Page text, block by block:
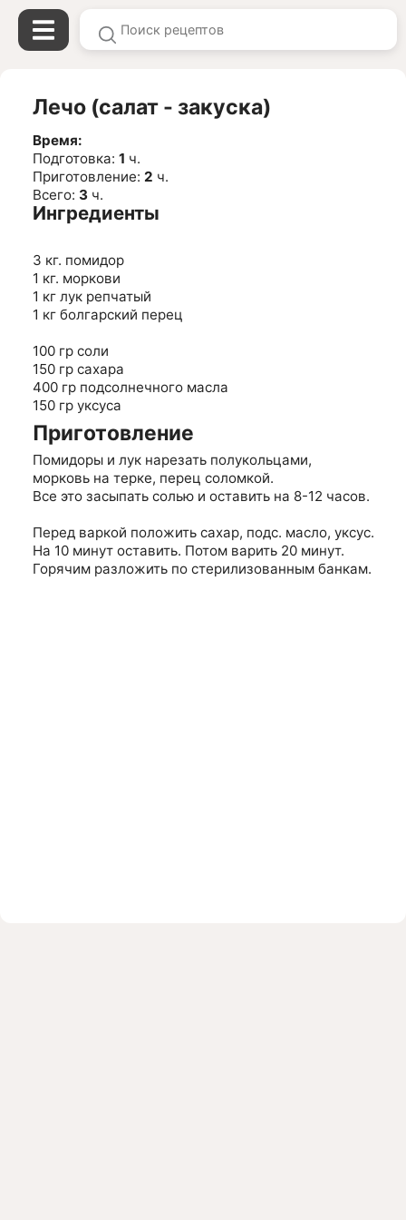
Лечо (салат - закуска)
Время:
Подготовка: 1 ч.
Приготовление: 2 ч.
Всего: 3ч.
Ингредиенты
3 кг. помидор
1 кг. моркови
1 кг лук репчатый
1 кг болгарский перец
100 гр соли
150 гр сахара
400 гр подсолнечного масла
150 гр уксуса
Приготовление
Помидоры и лук нарезать полукольцами,
морковь на терке, перец соломкой.
Все это засыпать солью и оставить на 8-12 часов.
Перед варкой положить сахар, подс. масло, уксус.
На 10 минут оставить. Потом варить 20 минут.
Горячим разложить по стерилизованным банкам.